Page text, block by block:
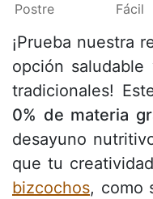
Postre Fácil
¡Prueba nuestra
opción
tradicionales!
0% de materia
desayuno
que tu
bizcochos, como